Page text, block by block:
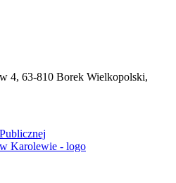
4, 63-810 Borek Wielkopolski,